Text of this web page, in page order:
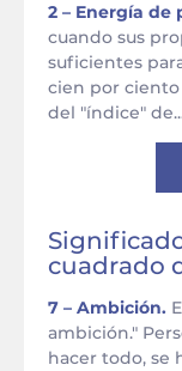
2 – Energía de
cuando sus
suficientes
cien por ciento
del "índice"
cuadrado
7 – Ambición.
ambición."
hacer todo, se